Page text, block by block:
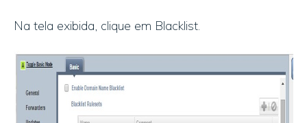
Na tela exibida, clique em Blacklist.